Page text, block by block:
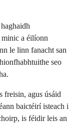
a éilíonn
le linn fanacht san
seo
freisin, agus úsáid
baictéirí isteach i
is féidir leis an